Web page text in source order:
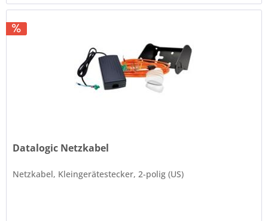
Datalogic Netzkabel
Netzkabel, Kleingerätestecker, 2-polig (US)